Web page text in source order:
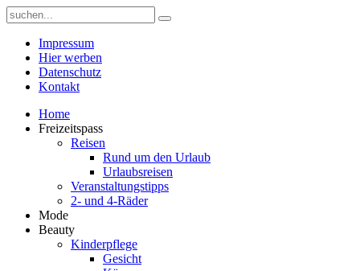
Impressum
Hier werben
Datenschutz
Kontakt
Home
Freizeitspass
Reisen
Rund um den Urlaub
Urlaubsreisen
Veranstaltungstipps
2- und 4-Räder
Mode
Beauty
Kinderpflege
Gesicht